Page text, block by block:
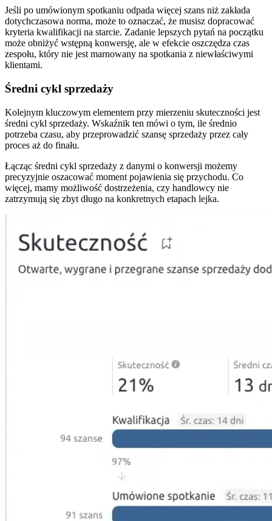
Jeśli po umówionym spotkaniu odpada więcej szans niż zakłada
dotychczasowa norma, może to oznaczać, że musisz dopracować
kryteria kwalifikacji na starcie. Zadanie lepszych pytań na początku
może obniżyć wstępną konwersję, ale w efekcie oszczędza czas
zespołu, który nie jest marnowany na spotkania z niewłaściwymi
klientami.
Średni cykl sprzedaży
Kolejnym kluczowym elementem przy mierzeniu skuteczności jest
średni cykl sprzedaży. Wskaźnik ten mówi o tym, ile średnio
potrzeba czasu, aby przeprowadzić szansę sprzedaży przez cały
proces aż do finału.
Łącząc średni cykl sprzedaży z danymi o konwersji możemy
precyzyjnie oszacować moment pojawienia się przychodu. Co
więcej, mamy możliwość dostrzeżenia, czy handlowcy nie
zatrzymują się zbyt długo na konkretnych etapach lejka.